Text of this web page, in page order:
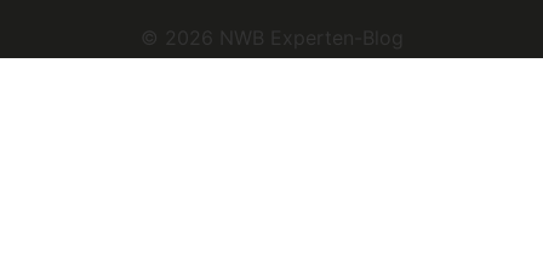
© 2026 NWB Experten-Blog